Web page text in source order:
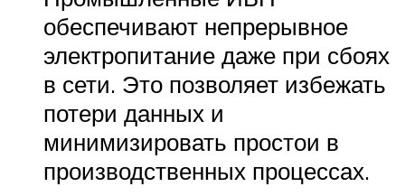
обеспечивают непрерывное
электропитание даже при сбоях
в сети. Это позволяет избежать
потери данных и
минимизировать простои в
производственных процессах.